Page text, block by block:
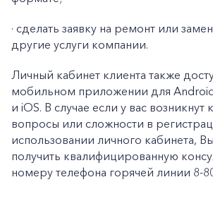
· сделать заявку на ремонт или
другие услуги компании.
Личный кабинет клиента также
мобильном приложении для
и iOS. В случае если у вас возникнут
вопросы или сложности в
использовании личного кабинета,
получить квалифицированную
номеру телефона горячей линии 8-